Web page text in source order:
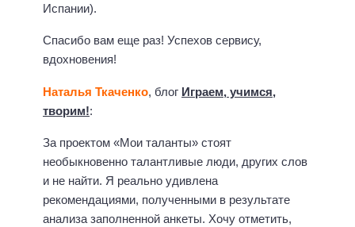
Испании).
Спасибо вам еще раз! Успехов сервису,
вдохновения!
Наталья Ткаченко, блог Играем, учимся,
творим!:
За проектом «Мои таланты» стоят
необыкновенно талантливые люди, других слов
и не найти. Я реально удивлена
рекомендациями, полученными в результате
анализа заполненной анкеты. Хочу отметить,